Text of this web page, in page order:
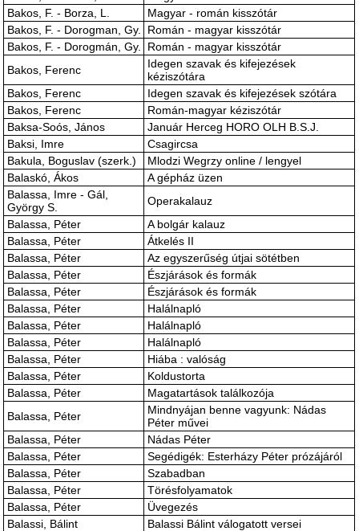
Bakos, F. - Borza, L.
Magyar - román kisszótár
Bakos, F. - Dorogman, Gy.
Román - magyar kisszótár
Bakos, F. - Dorogmán, Gy.
Román - magyar kisszótár
Bakos, Ferenc
Idegen szavak és kifejezések
kéziszótára
Bakos, Ferenc
Idegen szavak és kifejezések szótára
Bakos, Ferenc
Román-magyar kéziszótár
Baksa-Soós, János
Január Herceg HORO OLH B.S.J.
Baksi, Imre
Csagircsa
Bakula, Boguslav (szerk.)
Mlodzi Wegrzy online / lengyel
Balaskó, Ákos
A gépház üzen
Balassa, Imre - Gál,
György S.
Operakalauz
Balassa, Péter
A bolgár kalauz
Balassa, Péter
Átkelés II
Balassa, Péter
Az egyszerűség útjai sötétben
Balassa, Péter
Észjárások és formák
Balassa, Péter
Észjárások és formák
Balassa, Péter
Halálnapló
Balassa, Péter
Halálnapló
Balassa, Péter
Halálnapló
Balassa, Péter
Hiába : valóság
Balassa, Péter
Koldustorta
Balassa, Péter
Magatartások találkozója
Balassa, Péter
Mindnyájan benne vagyunk: Nádas
Péter művei
Balassa, Péter
Nádas Péter
Balassa, Péter
Segédigék: Esterházy Péter prózájáról
Balassa, Péter
Szabadban
Balassa, Péter
Törésfolyamatok
Balassa, Péter
Üvegezés
Balassi, Bálint
Balassi Bálint válogatott versei